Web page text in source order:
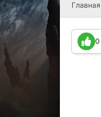
Главная
0